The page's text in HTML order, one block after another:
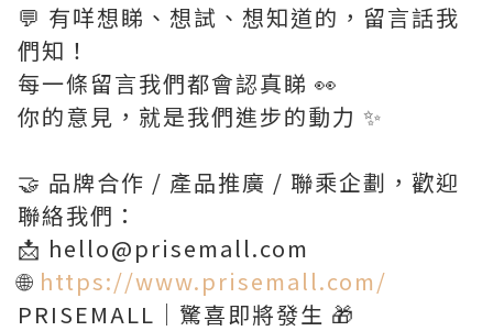
💬 有咩想睇、想試、想知道的，留言話我
們知！
每一條留言我們都會認真睇 👀
你的意見，就是我們進步的動力 ✨
🤝 品牌合作 / 產品推廣 / 聯乘企劃，歡迎
聯絡我們：
📩 hello@prisemall.com
🌐 https://www.prisemall.com/
PRISEMALL｜驚喜即將發生 🎁